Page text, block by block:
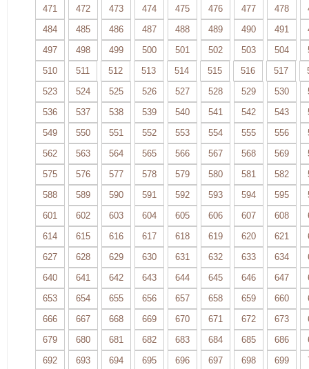
471
472 473 474 475 476 477 478
484
485 486 487 488 489 490 491
497
498 499 500 501 502 503 504
510
511 512 513 514 515 516 517
523
524 525 526 527 528 529 530
536
537 538 539 540 541 542 543
549
550 551 552 553 554 555 556
562
563 564 565 566 567 568 569
575
576 577 578 579 580 581 582
588
589 590 591 592 593 594 595
601
602 603 604 605 606 607 608
614
615 616 617 618 619 620 621
627
628 629 630 631 632 633 634
640
641 642 643 644 645 646 647
653
654 655 656 657 658 659 660
666
667 668 669 670 671 672 673
679
680 681 682 683 684 685 686
692
693 694 695 696 697 698 699